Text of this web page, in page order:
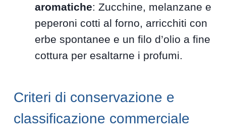
aromatiche: Zucchine, melanzane e
peperoni cotti al forno, arricchiti con
erbe spontanee e un filo d’olio a fine
cottura per esaltarne i profumi.
Criteri di conservazione e
classificazione commerciale